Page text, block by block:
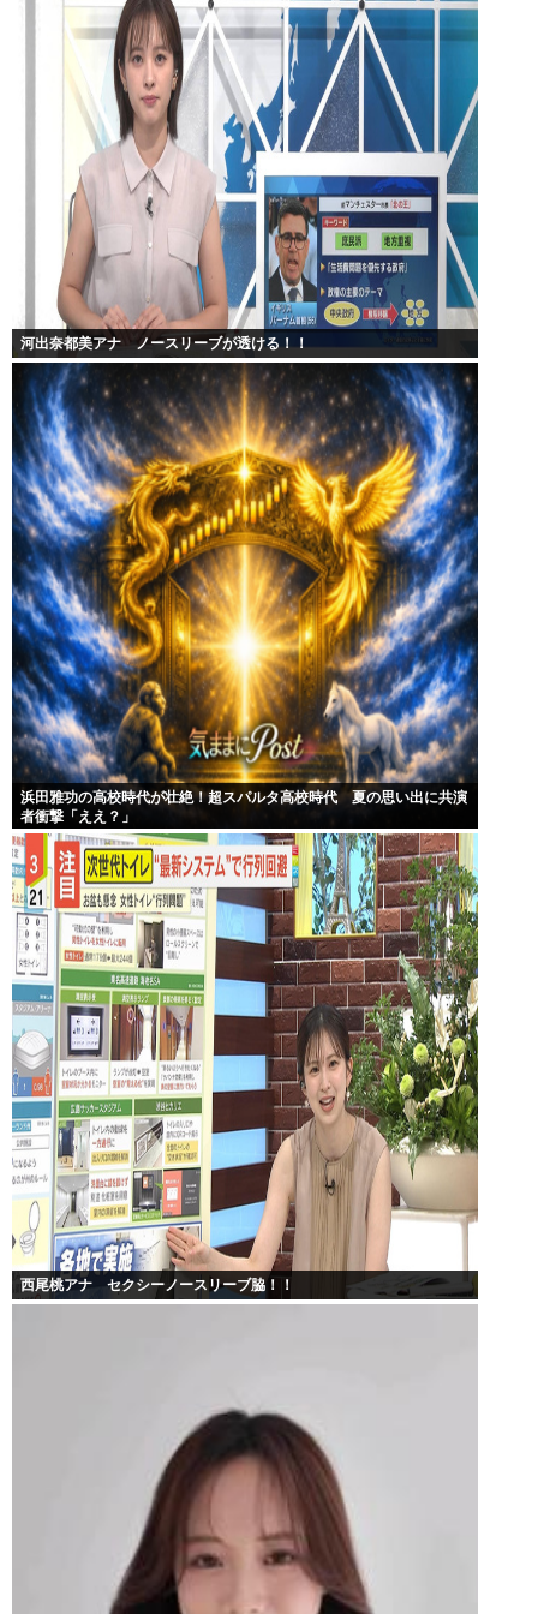
河出奈都美アナ ノースリーブが透ける！！
浜田雅功の高校時代が壮絶！超スパルタ高校時代 夏の思い出に共演
者衝撃「ええ？」
西尾桃アナ セクシーノースリーブ脇！！